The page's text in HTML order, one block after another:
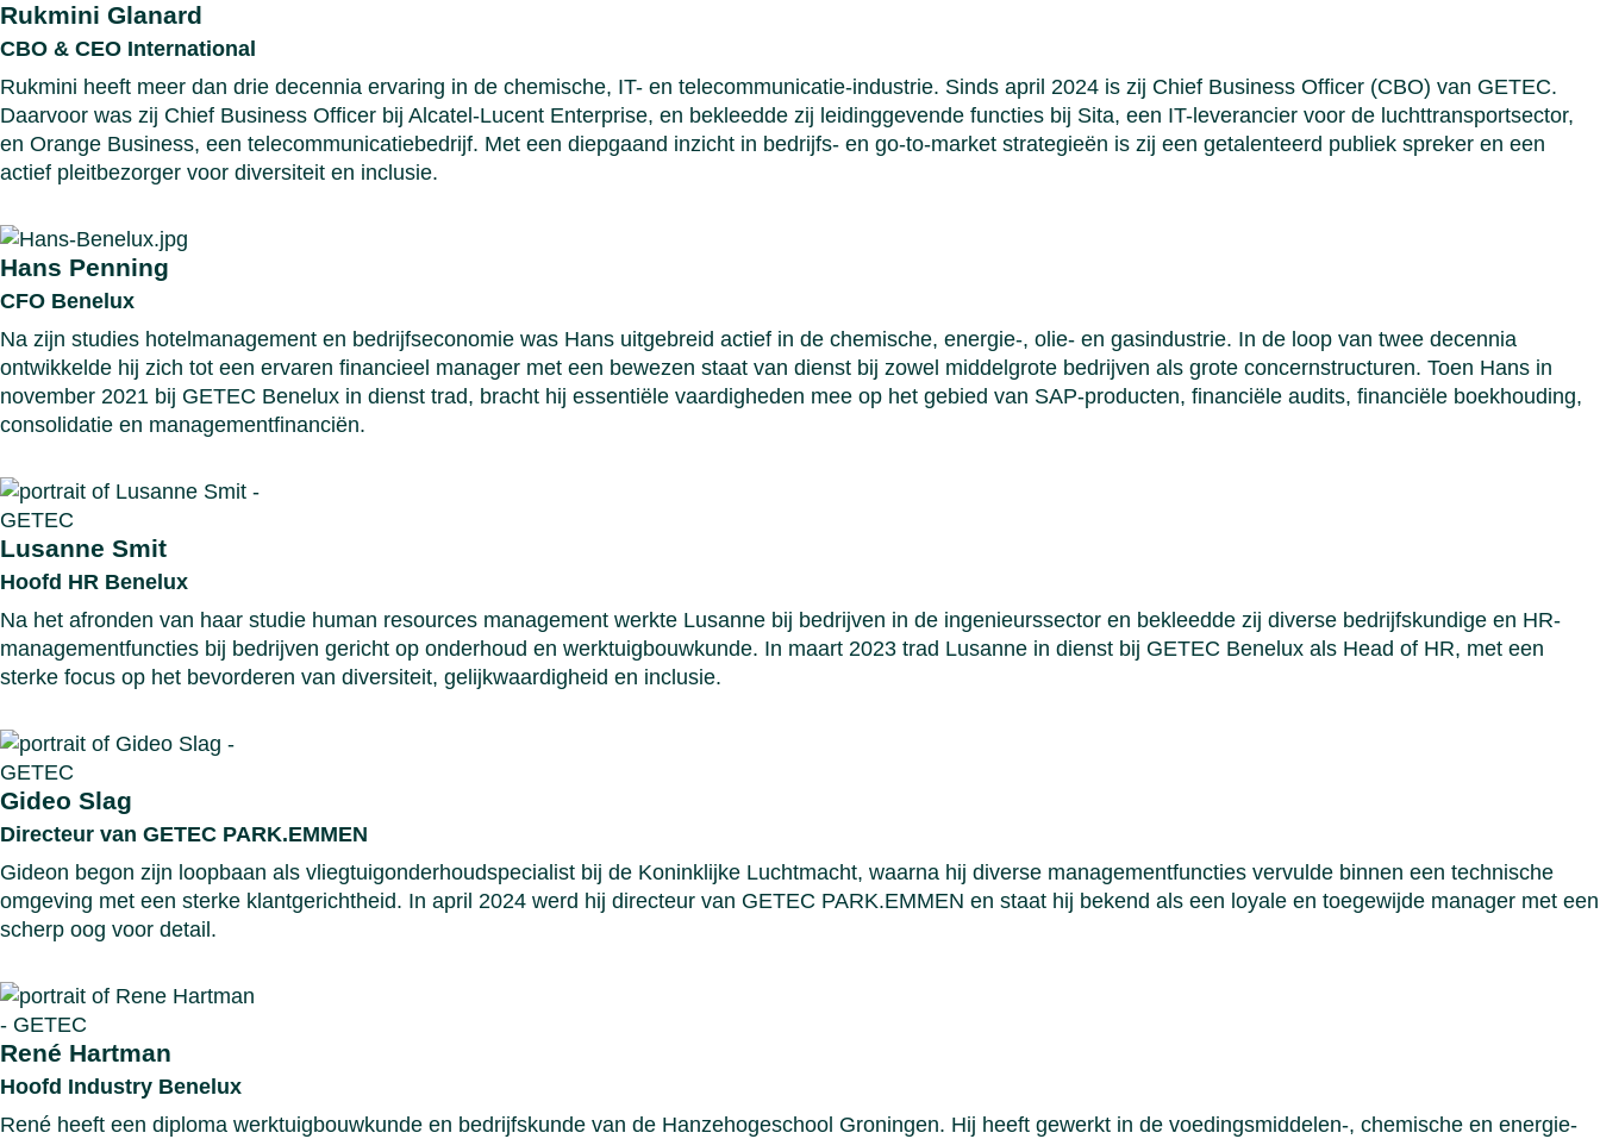
Rukmini Glanard
CBO & CEO International
Rukmini heeft meer dan drie decennia ervaring in de chemische, IT- en telecommunicatie-industrie. Sinds april 2024 is zij Chief Business Officer (CBO) van GETEC.
Daarvoor was zij Chief Business Officer bij Alcatel-Lucent Enterprise, en bekleedde zij leidinggevende functies bij Sita, een IT-leverancier voor de luchttransportsector,
en Orange Business, een telecommunicatiebedrijf. Met een diepgaand inzicht in bedrijfs- en go-to-market strategieën is zij een getalenteerd publiek spreker en een
actief pleitbezorger voor diversiteit en inclusie.
Hans Penning
CFO Benelux
Na zijn studies hotelmanagement en bedrijfseconomie was Hans uitgebreid actief in de chemische, energie-, olie- en gasindustrie. In de loop van twee decennia
ontwikkelde hij zich tot een ervaren financieel manager met een bewezen staat van dienst bij zowel middelgrote bedrijven als grote concernstructuren. Toen Hans in
november 2021 bij GETEC Benelux in dienst trad, bracht hij essentiële vaardigheden mee op het gebied van SAP-producten, financiële audits, financiële boekhouding,
consolidatie en managementfinanciën.
Lusanne Smit
Hoofd HR Benelux
Na het afronden van haar studie human resources management werkte Lusanne bij bedrijven in de ingenieurssector en bekleedde zij diverse bedrijfskundige en HR-
managementfuncties bij bedrijven gericht op onderhoud en werktuigbouwkunde. In maart 2023 trad Lusanne in dienst bij GETEC Benelux als Head of HR, met een
sterke focus op het bevorderen van diversiteit, gelijkwaardigheid en inclusie.
Gideo Slag
Directeur van GETEC PARK.EMMEN
Gideon begon zijn loopbaan als vliegtuigonderhoudspecialist bij de Koninklijke Luchtmacht, waarna hij diverse managementfuncties vervulde binnen een technische
omgeving met een sterke klantgerichtheid. In april 2024 werd hij directeur van GETEC PARK.EMMEN en staat hij bekend als een loyale en toegewijde manager met een
scherp oog voor detail.
René Hartman
Hoofd Industry Benelux
René heeft een diploma werktuigbouwkunde en bedrijfskunde van de Hanzehogeschool Groningen. Hij heeft gewerkt in de voedingsmiddelen-, chemische en energie-